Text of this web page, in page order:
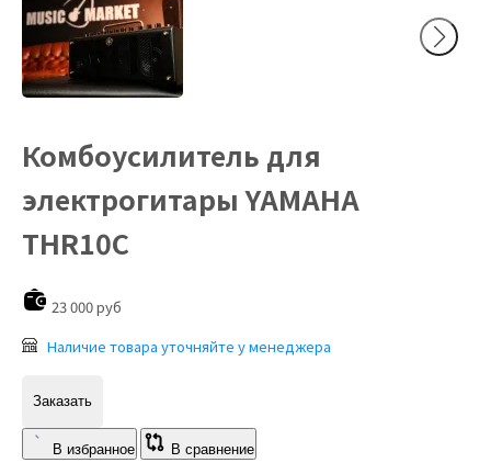
Комбоусилитель для
электрогитары YAMAHA
THR10C
23 000 руб
Наличие товара уточняйте у менеджера
Заказать
В избранное В сравнение